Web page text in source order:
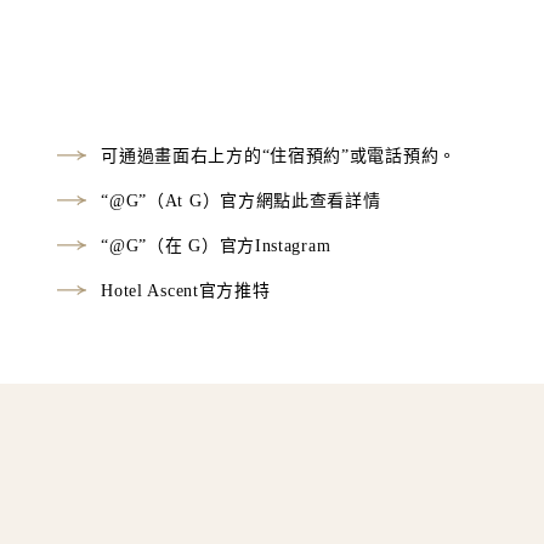
可通過畫面右上方的“住宿預約”或電話預約。
“@G”（At G）官方網點此查看詳情
“@G”（在 G）官方Instagram
Hotel Ascent官方推特